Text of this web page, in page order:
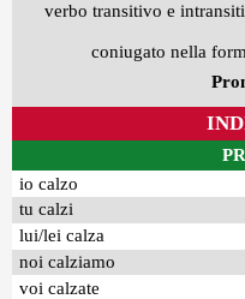
verbo transitivo e
coniugato nella
io calzo
tu calzi
lui/lei calza
noi calziamo
voi calzate